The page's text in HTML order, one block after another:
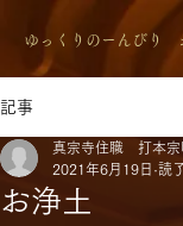
ゆっくりのーんびり
記事
お浄土
真宗寺住職 打本宗
2021年6月19日 読